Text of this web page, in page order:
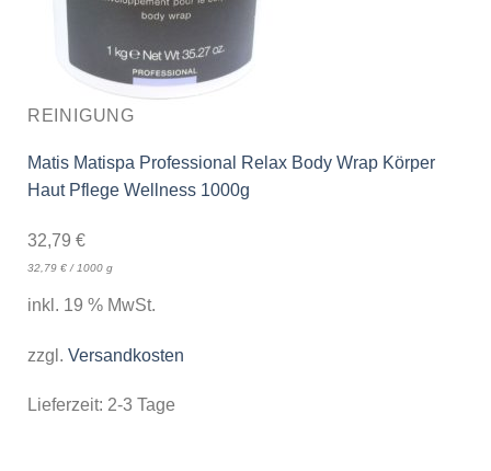
REINIGUNG
Matis Matispa Professional Relax Body Wrap Körper
Haut Pflege Wellness 1000g
32,79 €
32,79 €/ 1000 g
inkl. 19 % MwSt.
zzgl. Versandkosten
Lieferzeit: 2-3 Tage